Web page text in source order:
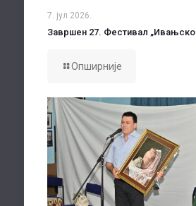
7. јул 2026.
Завршен 27. Фестивал „Ивањско
Опширније